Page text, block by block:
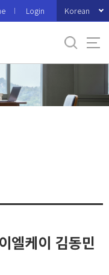
Login Korean
엘케이 김동민